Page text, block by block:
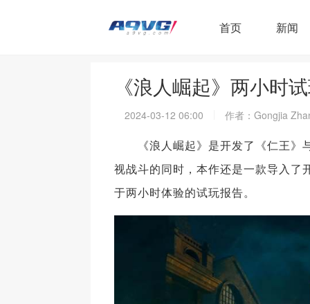
首页 新闻
《浪人崛起》两小时
2024-03-12 06:00 作者：Gongjia
《浪人崛起》是开发了《仁王》
视战斗的同时，本作还是一款导入了
于两小时体验的试玩报告。